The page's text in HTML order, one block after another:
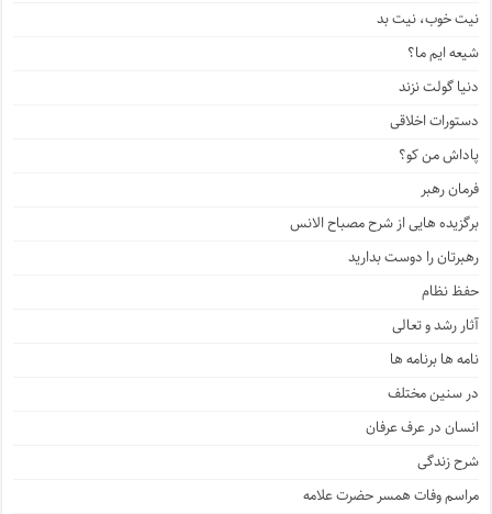
نیت خوب، نیت بد
شیعه ایم ما؟
دنیا گولت نزند
دستورات اخلاقی
پاداش من کو؟
فرمان رهبر
برگزیده هایی از شرح مصباح الانس
رهبرتان را دوست بدارید
حفظ نظام
آثار رشد و تعالی
نامه ها برنامه ها
در سنین مختلف
انسان در عرف عرفان
شرح زندگی
مراسم وفات همسر حضرت علامه